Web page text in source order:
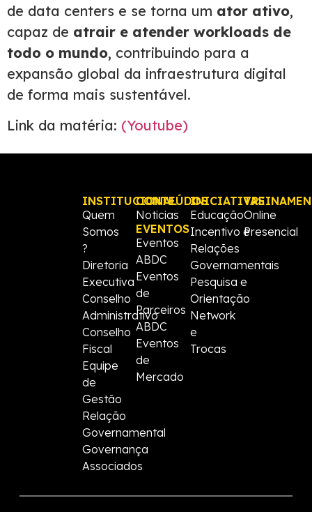
de data centers e se torna um ator ativo,
capaz de atrair e atender workloads de
todo o mundo, contribuindo para a
expansão global da infraestrutura digital
de forma mais sustentável.
Link da matéria: (Youtube)
INSTITUCIONAL
Quem
Somos
?
Diretoria
Executiva
Conselho
Administrativo
Conselho
Fiscal
Equipe
de
Gestão
Relação
Governamental
Governança
Associados
CONTEÚDOS
Noticias
EVENTOS
Eventos
ABDC
Eventos
de
Parceiros
ABDC
Eventos
de
Mercado
INICIATIVAS
Educação
Incentivo e
Relações
Governamentais
Pesquisa e
Orientação
Network
e
Trocas
Online
Presencial